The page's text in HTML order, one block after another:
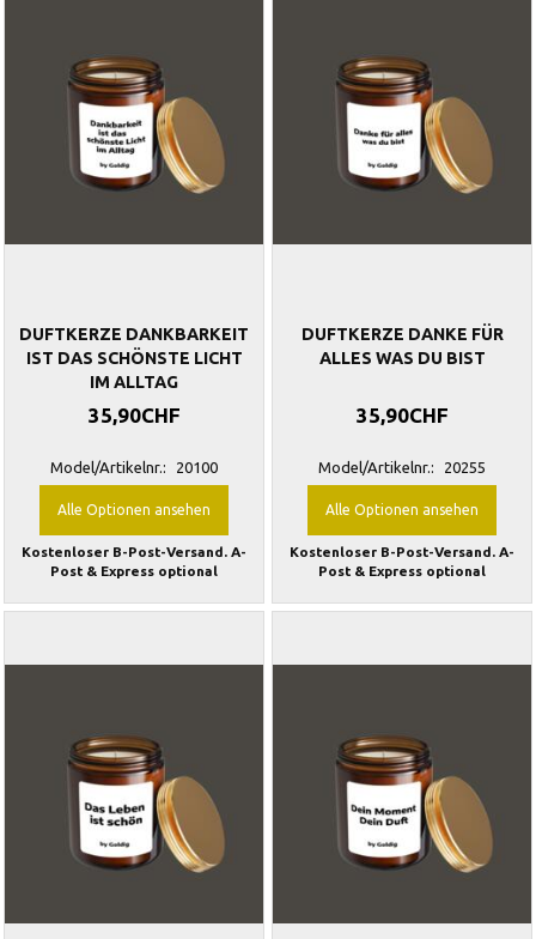
DUFTKERZE DANKBARKEIT
IST DAS SCHÖNSTE LICHT
IM ALLTAG
35,90CHF
Model/Artikelnr.: 20100
Alle Optionen ansehen
Kostenloser B-Post-Versand. A-
Post & Express optional
DUFTKERZE DANKE FÜR
ALLES WAS DU BIST
35,90CHF
Model/Artikelnr.: 20255
Alle Optionen ansehen
Kostenloser B-Post-Versand. A-
Post & Express optional